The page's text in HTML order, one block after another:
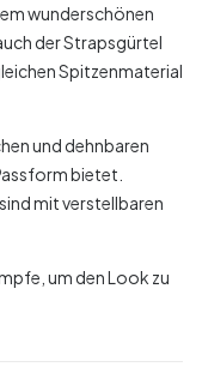
wunderschönen
der Strapsgürtel
Spitzenmaterial
und dehnbaren
bietet.
mit verstellbaren
um den Look zu